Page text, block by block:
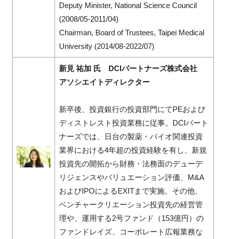
Deputy Minister, National Science Council
(2008/05-2011/04)
Chairman, Board of Trustees, Taipei Medical
University (2014/08-2022/07)
新見 祐加 氏 DCIパートナーズ株式会社
アソシエイトディレクター
新卒後、投資銀行の投資部門にてPEおよび
ディストレスト投資業務に従事。DCIパート
ナーズでは、日台の製薬・バイオ関連投資
業界における4年超の投資経験を有し、新規
投資先の開拓から財務・法務面のデューデ
リジェンスやバリュエーション評価、M&A
およびIPOによるEXITまで実施。その他、
ベンチャークリエーション投資先の経営管
理や、運用する2号ファンド（153億円）の
ファンドレイズ、コーポレート広報業務な